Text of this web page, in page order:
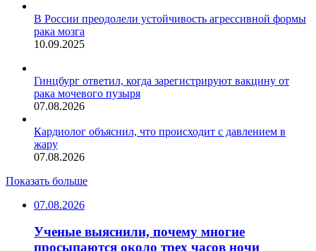
В России преодолели устойчивость агрессивной формы
рака мозга
10.09.2025
Гинцбург ответил, когда зарегистрируют вакцину от
рака мочевого пузыря
07.08.2026
Кардиолог объяснил, что происходит с давлением в
жару
07.08.2026
Показать больше
07.08.2026
Ученые выяснили, почему многие
просыпаются около трех часов ночи